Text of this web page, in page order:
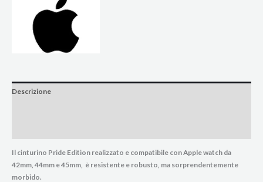
Descrizione
Il cinturino Pride Edition realizzato e compatibile con Apple watch da
42mm, 44mm e 45mm, è resistente e robusto, ma sorprendentemente
morbido.